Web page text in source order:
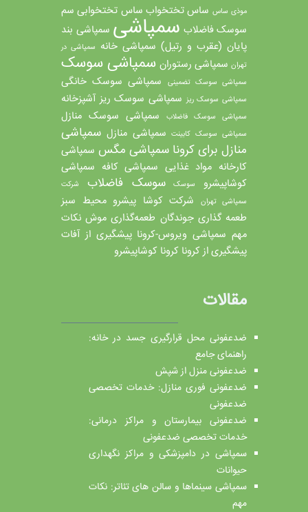
موذی ساس ساس تختخواب ساس تختخوابی سم
سوسک فاضلاب سمپاشی سمپاشی بند
پایان (عقرب و رتیل) سمپاشی خانه سمپاشی در
تهران سمپاشی رستوران سمپاشی سوسک
سمپاشی سوسک تضمینی سمپاشی سوسک خانگی
سمپاشی سوسک ریز سمپاشی سوسک ریز آشپزخانه
سمپاشی سوسک فاضلاب سمپاشی سوسک منازل
سمپاشی سوسک کابینت سمپاشی منازل سمپاشی
منازل برای کرونا سمپاشی مگس سمپاشی
کارخانه مواد غذایی سمپاشی کافه سمپاشی
کوشاپیشرو
سوسک سوسک فاضلاب
شرکت
سمپاشی تهران
شرکت کوشا پیشرو محیط سبز
طعمه گذاری جوندگان طعمه‌گذاری موش نکات
مهم سمپاشی ویروس-کرونا پیشگیری از آفات
پیشگیری از کرونا کرونا کوشاپیشرو
مقالات
ضدعفونی محل قرارگیری جسد در خانه:
راهنمای جامع
ضدعفونی منزل از شپش
ضدعفونی فوری منازل: خدمات تخصصی
ضدعفونی
ضدعفونی بیمارستان و مراکز درمانی:
خدمات تخصصی ضدعفونی
سمپاشی در دامپزشکی و مراکز نگهداری
حیوانات
سمپاشی سینماها و سالن‌ های تئاتر: نکات
مهم